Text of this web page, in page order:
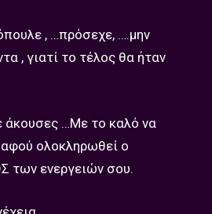
, …πρόσεχε, ….μην
, γιατί το τέλος θα ήταν
άκουσες …Με το καλό να
αφού ολοκληρωθεί ο
των ενεργειών σου.